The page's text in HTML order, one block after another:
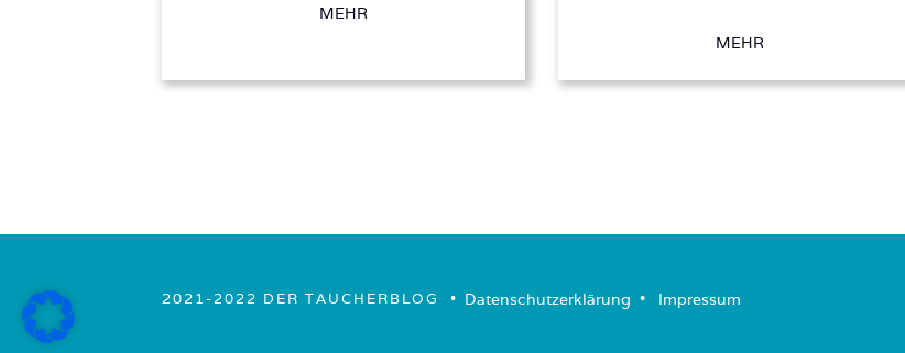
MEHR
MEHR
2021-2022 DER TAUCHERBLOG • ­ Datenschutzerklärung ­ • ­ Impressum